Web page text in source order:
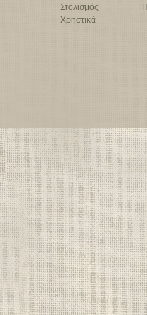
Στολισμός
Χρηστικά